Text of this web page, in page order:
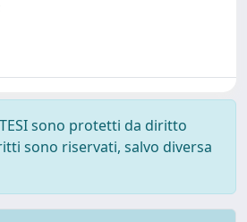
sono protetti da diritto
sono riservati, salvo diversa